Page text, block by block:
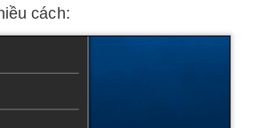
cách: